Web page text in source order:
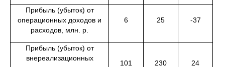
Прибыль (убыток) от
операционных доходов и
расходов, млн. р.
6 25 -37
Прибыль (убыток) от
внереализационных
101 230 24